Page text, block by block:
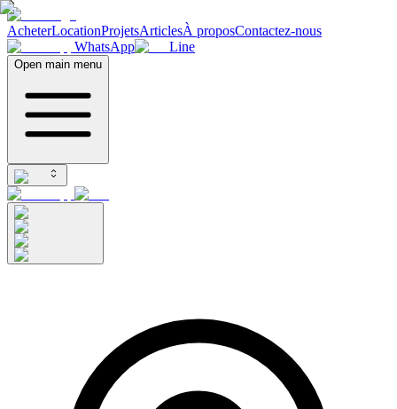
AcheterLocationProjetsArticlesÀ proposContactez-nous
WhatsApp
Line
Open main menu